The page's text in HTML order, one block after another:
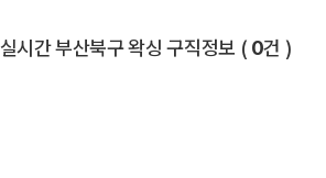
실시간 부산북구 왁싱 구직정보 전체 목록
( 0건 )